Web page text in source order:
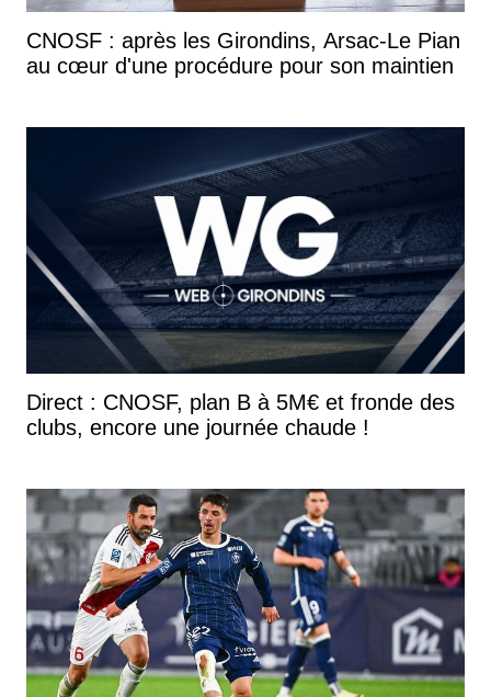
CNOSF : après les Girondins, Arsac-Le Pian
au cœur d'une procédure pour son maintien
Direct : CNOSF, plan B à 5M€ et fronde des
clubs, encore une journée chaude !